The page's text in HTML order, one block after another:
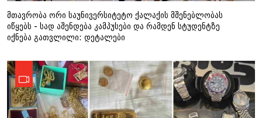
მთავრობა ორი საუნივერსიტეტო ქალაქის მშენებლობას
იწყებს - სად აშენდება კამპუსები და რამდენ სტუდენტზე
იქნება გათვლილი: დეტალები